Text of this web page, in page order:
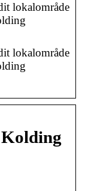
lokalområde
lokalområde
Kolding